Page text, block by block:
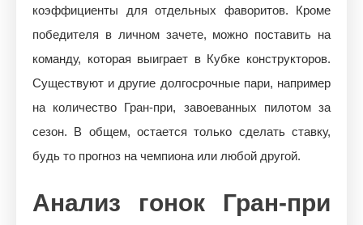
коэффициенты для отдельных фаворитов. Кроме
победителя в личном зачете, можно поставить на
команду, которая выиграет в Кубке конструкторов.
Существуют и другие долгосрочные пари, например
на количество Гран-при, завоеванных пилотом за
сезон. В общем, остается только сделать ставку,
будь то прогноз на чемпиона или любой другой.
Анализ гонок Гран-при